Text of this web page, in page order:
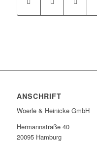
ANSCHRIFT
Woerle & Heinicke GmbH
Hermannstraße 40
20095 Hamburg